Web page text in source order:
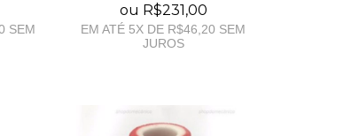
SEM
ou R$231,00
EM ATÉ 5X DE R$46,20 SEM
JUROS